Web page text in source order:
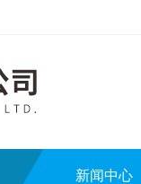
新闻中心